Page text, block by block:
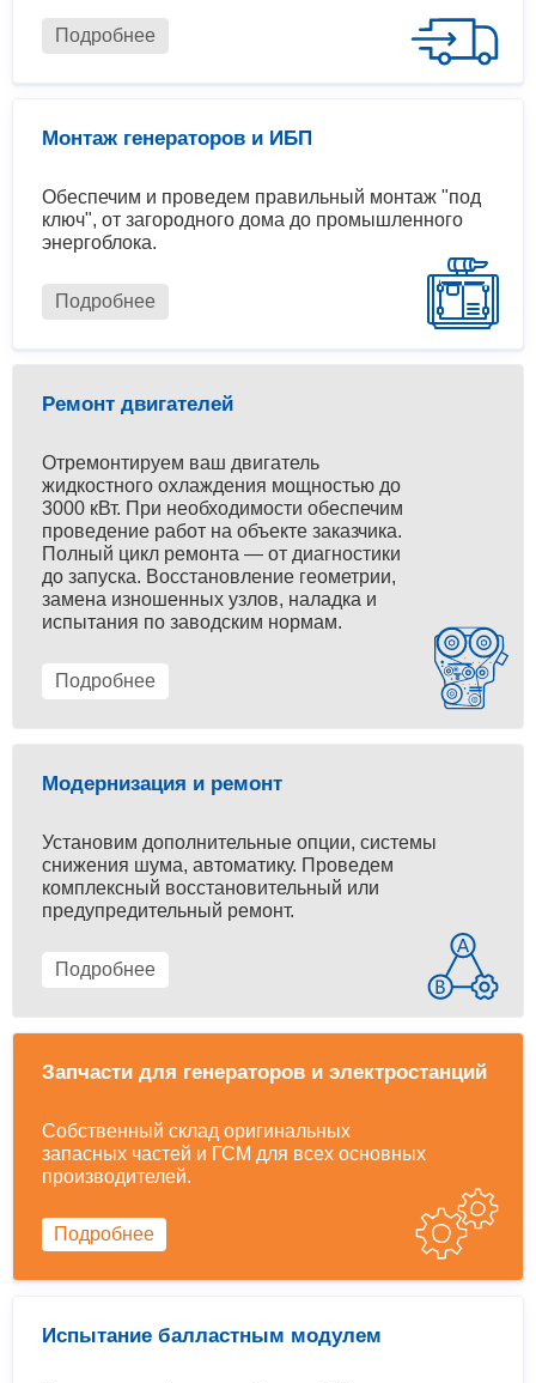
Подробнее
Монтаж генераторов и ИБП
Обеспечим и проведем правильный монтаж "под
ключ", от загородного дома до промышленного
энергоблока.
Подробнее
Ремонт двигателей
Отремонтируем ваш двигатель
жидкостного охлаждения мощностью до
3000 кВт. При необходимости обеспечим
проведение работ на объекте заказчика.
Полный цикл ремонта — от диагностики
до запуска. Восстановление геометрии,
замена изношенных узлов, наладка и
испытания по заводским нормам.
Подробнее
Модернизация и ремонт
Установим дополнительные опции, системы
снижения шума, автоматику. Проведем
комплексный восстановительный или
предупредительный ремонт.
Подробнее
Запчасти для генераторов и электростанций
Собственный склад оригинальных
запасных частей и ГСМ для всех основных
производителей.
Подробнее
Испытание балластным модулем